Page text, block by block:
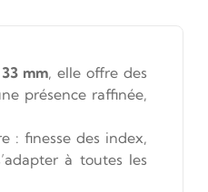
mm, elle offre des
présence raffinée,
: finesse des index,
à toutes les